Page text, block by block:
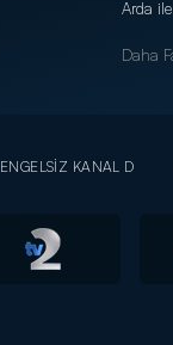
Arda
Daha
ENGELSİZ KANAL D